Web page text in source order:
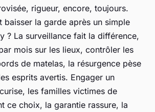
rigueur, encore, toujours.
baisser la garde après un simple
? La surveillance fait la différence,
mois sur les lieux, contrôler les
de matelas, la résurgence pèse
esprits avertis. Engager un
les familles victimes de
ce choix, la garantie rassure, la